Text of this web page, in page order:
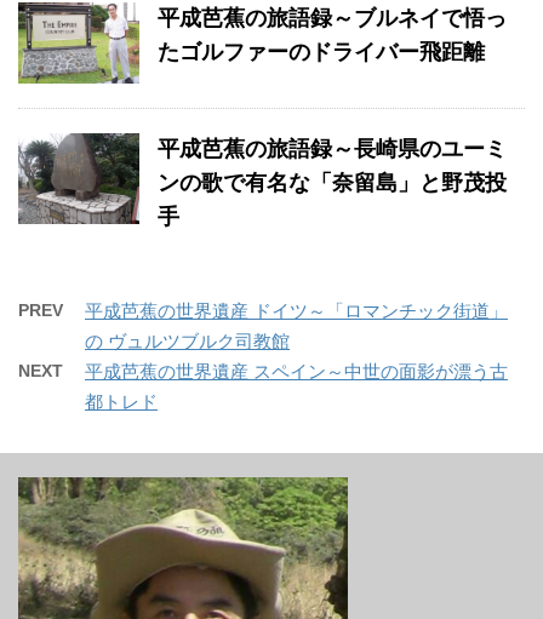
平成芭蕉の旅語録～ブルネイで悟っ
たゴルファーのドライバー飛距離
平成芭蕉の旅語録～長崎県のユーミ
ンの歌で有名な「奈留島」と野茂投
手
PREV
平成芭蕉の世界遺産 ドイツ～「ロマンチック街道」
の ヴュルツブルク司教館
NEXT
平成芭蕉の世界遺産 スペイン～中世の面影が漂う古
都トレド